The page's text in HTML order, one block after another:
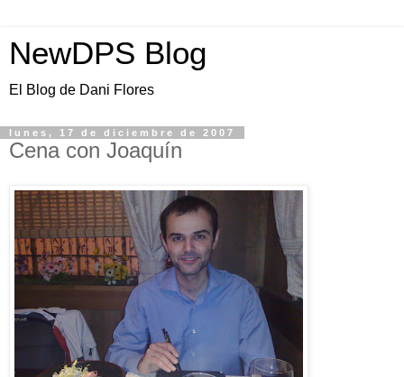
NewDPS Blog
El Blog de Dani Flores
lunes, 17 de diciembre de 2007
Cena con Joaquín